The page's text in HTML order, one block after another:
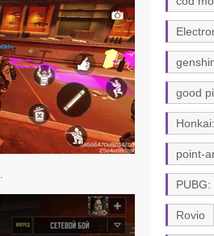
good
point-
PUBG:
Rovio